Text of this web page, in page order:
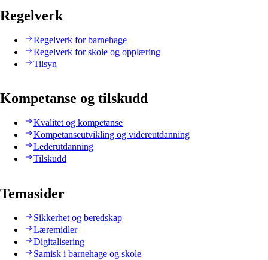
Regelverk
Regelverk for barnehage
Regelverk for skole og opplæring
Tilsyn
Kompetanse og tilskudd
Kvalitet og kompetanse
Kompetanseutvikling og videreutdanning
Lederutdanning
Tilskudd
Temasider
Sikkerhet og beredskap
Læremidler
Digitalisering
Samisk i barnehage og skole